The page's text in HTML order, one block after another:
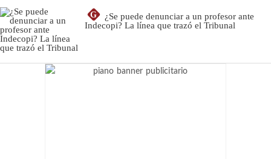
G
¿Se puede denunciar a un profesor ante
Indecopi? La línea que trazó el Tribunal